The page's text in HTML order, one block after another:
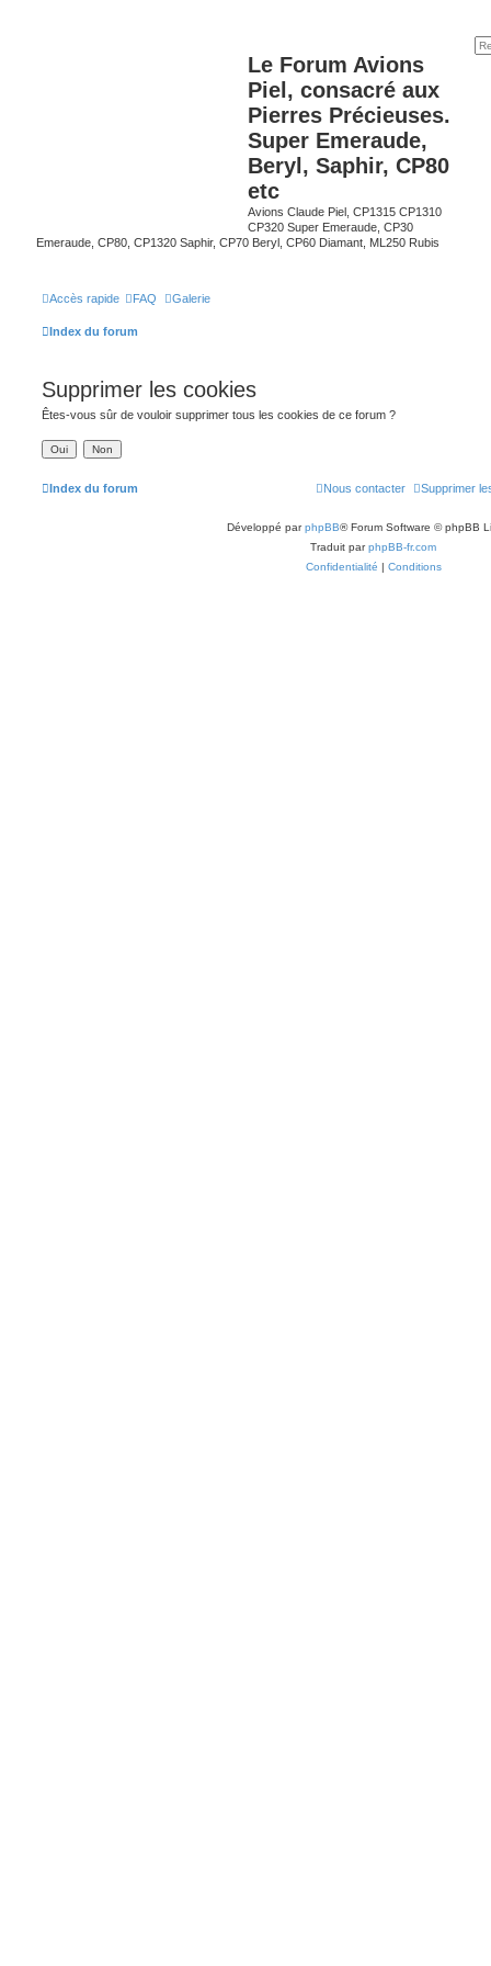
Le Forum Avions
Piel, consacré aux
Pierres Précieuses.
Super Emeraude,
Beryl, Saphir, CP80
etc
Avions Claude Piel, CP1315 CP1310
CP320 Super Emeraude, CP30
Emeraude, CP80, CP1320 Saphir, CP70 Beryl, CP60 Diamant, ML250 Rubis
Accès rapide FAQ Galerie
Index du forum
Supprimer les cookies
Êtes-vous sûr de vouloir supprimer tous les cookies de ce forum ?
Index du forum Supprimer
Nous contacter
Développé parphpBB® Forum Software © phpBB
Traduit parphpBB-fr.com
Confidentialité | Conditions